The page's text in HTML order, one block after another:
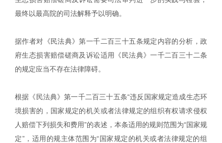
最终以最高院的司法解释予以明确。
据作者对《民法典》第一千二百三十五条规定内容的分析，政
府生态损害赔偿磋商及诉讼适用《民法典》一千二百三十二条
的规定应当不存在法律障碍。
根据《民法典》第一千二百三十五条“违反国家规定造成生态环
境损害的，国家规定的机关或者法律规定的组织有权请求侵权
人赔偿下列损失和费用”的表述，本条适用的规则范围为“国家规
定”，适用的规主体范围为“国家规定的机关或者法律规定的组